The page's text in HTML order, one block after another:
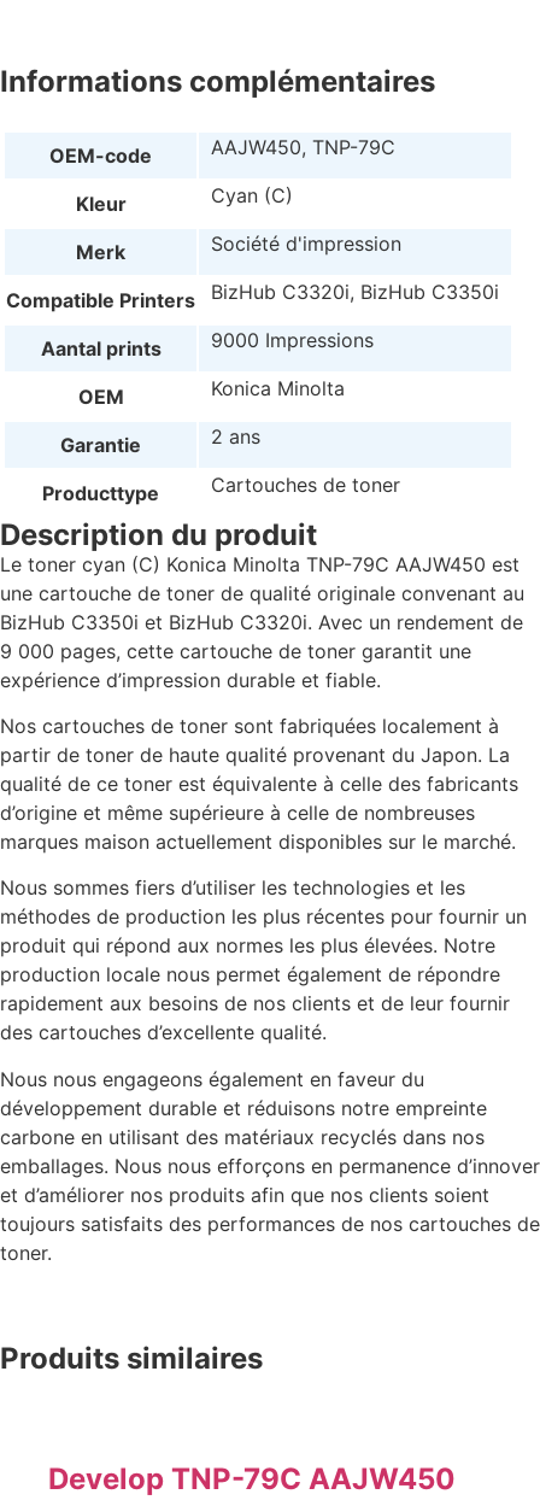
Informations complémentaires
OEM-code AAJW450, TNP-79C
Kleur Cyan (C)
Merk Société d'impression
Compatible Printers BizHub C3320i, BizHub C3350i
Aantal prints 9000 Impressions
OEM Konica Minolta
Garantie 2 ans
Producttype Cartouches de toner
Description du produit
Le toner cyan (C) Konica Minolta TNP-79C AAJW450 est
une cartouche de toner de qualité originale convenant au
BizHub C3350i et BizHub C3320i. Avec un rendement de
9 000 pages, cette cartouche de toner garantit une
expérience d’impression durable et fiable.
Nos cartouches de toner sont fabriquées localement à
partir de toner de haute qualité provenant du Japon. La
qualité de ce toner est équivalente à celle des fabricants
d’origine et même supérieure à celle de nombreuses
marques maison actuellement disponibles sur le marché.
Nous sommes fiers d’utiliser les technologies et les
méthodes de production les plus récentes pour fournir un
produit qui répond aux normes les plus élevées. Notre
production locale nous permet également de répondre
rapidement aux besoins de nos clients et de leur fournir
des cartouches d’excellente qualité.
Nous nous engageons également en faveur du
développement durable et réduisons notre empreinte
carbone en utilisant des matériaux recyclés dans nos
emballages. Nous nous efforçons en permanence d’innover
et d’améliorer nos produits afin que nos clients soient
toujours satisfaits des performances de nos cartouches de
toner.
Produits similaires
Develop TNP-79C AAJW450